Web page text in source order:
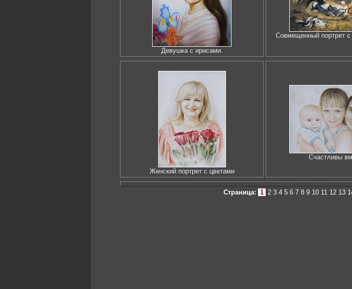
Девушка с ирисами.
Совмещенный портрет с
Женский портрет с цветами
Счастливы
Страница: 1 2 3 4 5 6 7 8 9 10 11 12 13